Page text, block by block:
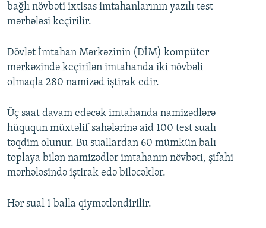
bağlı növbəti ixtisas imtahanlarının yazılı test
mərhələsi keçirilir.
Dövlət İmtahan Mərkəzinin (DİM) kompüter
mərkəzində keçirilən imtahanda iki növbəli
olmaqla 280 namizəd iştirak edir.
Üç saat davam edəcək imtahanda namizədlərə
hüququn müxtəlif sahələrinə aid 100 test sualı
təqdim olunur. Bu suallardan 60 mümkün balı
toplaya bilən namizədlər imtahanın növbəti, şifahi
mərhələsində iştirak edə biləcəklər.
Hər sual 1 balla qiymətləndirilir.